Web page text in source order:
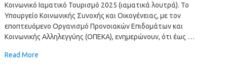
Κοινωνικό Ιαματικό Τουρισμό 2025 (ιαματικά λουτρά). Το
Υπουργείο Κοινωνικής Συνοχής και Οικογένειας, με τον
εποπτευόμενο Οργανισμό Προνοιακών Επιδομάτων και
Κοινωνικής Αλληλεγγύης (ΟΠΕΚΑ), ενημερώνουν, ότι έως …
Read More